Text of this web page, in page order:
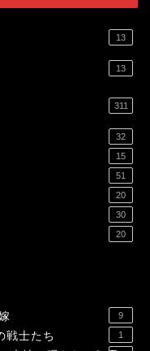
13
13
311
32
15
51
20
30
20
9
戦士たち 1